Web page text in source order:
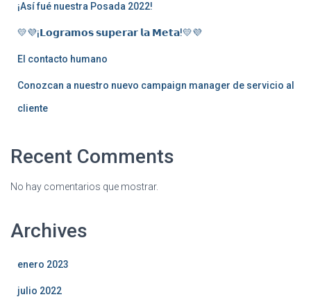
¡Así fué nuestra Posada 2022!
💛💜¡𝗟𝗼𝗴𝗿𝗮𝗺𝗼𝘀 𝘀𝘂𝗽𝗲𝗿𝗮𝗿 𝗹𝗮 𝗠𝗲𝘁𝗮!💛💜
El contacto humano
Conozcan a nuestro nuevo campaign manager de servicio al
cliente
Recent Comments
No hay comentarios que mostrar.
Archives
enero 2023
julio 2022